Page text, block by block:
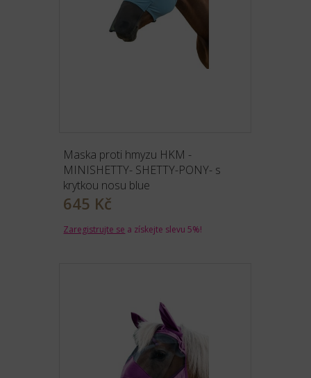
Maska proti hmyzu HKM -
MINISHETTY- SHETTY-PONY- s
krytkou nosu blue
645 Kč
Zaregistrujte se a získejte slevu 5%!